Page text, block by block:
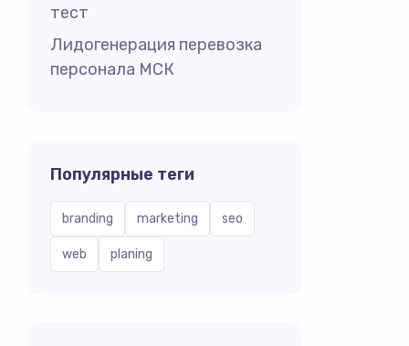
тест
Лидогенерация перевозка
персонала МСК
Популярные теги
branding marketing seo
web planing